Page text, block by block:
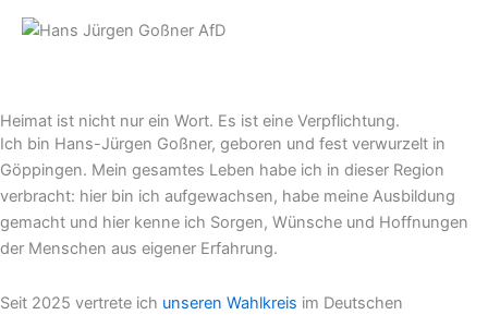
Inhalt
Heimat ist nicht nur ein Wort. Es ist eine Verpflichtung.
Ich bin Hans-Jürgen Goßner, geboren und fest verwurzelt in
Göppingen. Mein gesamtes Leben habe ich in dieser Region
verbracht: hier bin ich aufgewachsen, habe meine Ausbildung
gemacht und hier kenne ich Sorgen, Wünsche und Hoffnungen
der Menschen aus eigener Erfahrung.
Seit 2025 vertrete ich unseren Wahlkreis im Deutschen